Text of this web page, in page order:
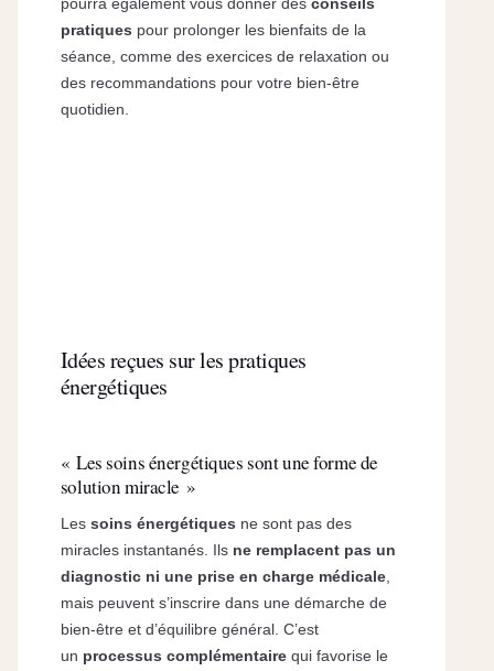
pratiques pour prolonger les bienfaits de la
séance, comme des exercices de relaxation ou
des recommandations pour votre bien-être
quotidien.
Idées reçues sur les pratiques
énergétiques
« Les soins énergétiques sont une forme de
solution miracle »
Les soins énergétiques ne sont pas des
miracles instantanés. Ils ne remplacent pas un
diagnostic ni une prise en charge médicale,
mais peuvent s’inscrire dans une démarche de
bien-être et d’équilibre général. C’est
un processus complémentaire qui favorise le